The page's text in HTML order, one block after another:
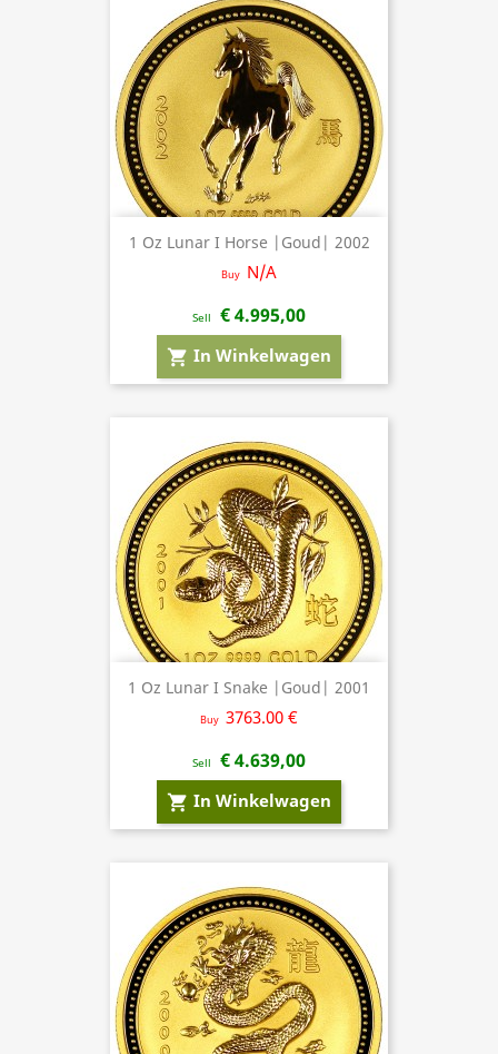
1 Oz Lunar I Horse |Goud| 2002
Buy N/A
Sell € 4.995,00
shopping_cart In Winkelwagen
1 Oz Lunar I Snake |Goud| 2001
Buy 3763.00 €
Sell € 4.639,00
shopping_cart In Winkelwagen